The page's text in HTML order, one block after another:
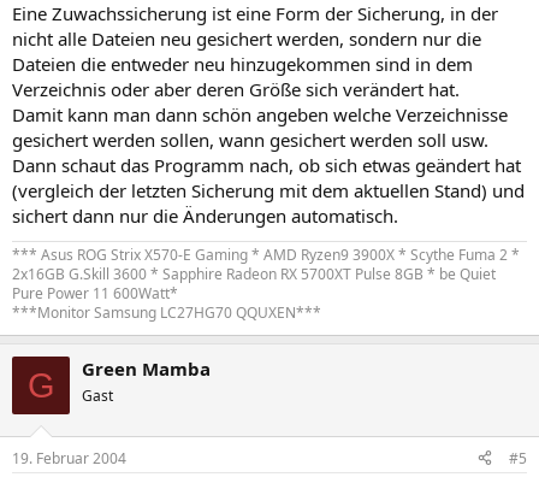
Eine Zuwachssicherung ist eine Form der Sicherung, in der
nicht alle Dateien neu gesichert werden, sondern nur die
Dateien die entweder neu hinzugekommen sind in dem
Verzeichnis oder aber deren Größe sich verändert hat.
Damit kann man dann schön angeben welche Verzeichnisse
gesichert werden sollen, wann gesichert werden soll usw.
Dann schaut das Programm nach, ob sich etwas geändert hat
(vergleich der letzten Sicherung mit dem aktuellen Stand) und
sichert dann nur die Änderungen automatisch.
*** Asus ROG Strix X570-E Gaming * AMD Ryzen9 3900X * Scythe Fuma 2 *
2x16GB G.Skill 3600 * Sapphire Radeon RX 5700XT Pulse 8GB * be Quiet
Pure Power 11 600Watt*
***Monitor Samsung LC27HG70 QQUXEN***
G Green Mamba
Gast
19. Februar 2004 #5